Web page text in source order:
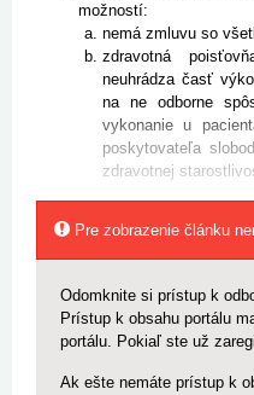
možností:
nemá zmluvu so
zdravotná
neuhrádza časť
na ne odborne
vykonanie u
poskytovateľa
zdravotnej
Pre zobrazenie článku
Odomknite si prístup k
Prístup k obsahu portálu
portálu. Pokiaľ ste už
Ak ešte nemáte prístup k